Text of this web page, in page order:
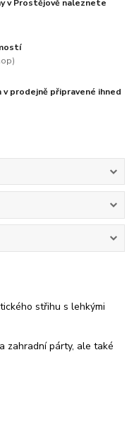
v Prostějově naleznete
prodejně připravené ihned
střihu s lehkými
zahradní párty, ale také